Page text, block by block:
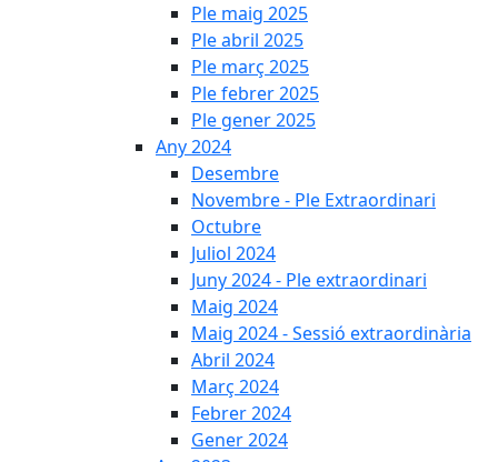
Ple maig 2025
Ple abril 2025
Ple març 2025
Ple febrer 2025
Ple gener 2025
Any 2024
Desembre
Novembre - Ple Extraordinari
Octubre
Juliol 2024
Juny 2024 - Ple extraordinari
Maig 2024
Maig 2024 - Sessió extraordinària
Abril 2024
Març 2024
Febrer 2024
Gener 2024